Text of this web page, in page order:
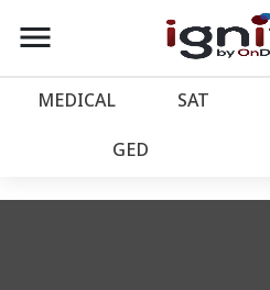
account_balance หน้าแรก
เว็บไซต์อิกไนท์
menu
MEDICAL SAT
GED
We could not find
category view s sat